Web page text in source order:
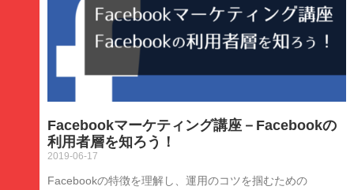
Facebookマーケティング講座－Facebookの
利用者層を知ろう！
2019-06-17
Facebookの特徴を理解し、運用のコツを掴むための